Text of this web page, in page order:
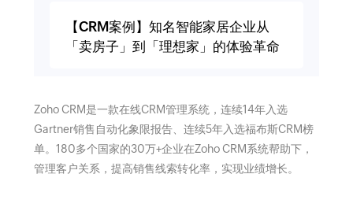
【CRM案例】知名智能家居企业从
「卖房子」到「理想家」的体验革命
Zoho CRM是一款在线CRM管理系统，连续14年入选
Gartner销售自动化象限报告、连续5年入选福布斯CRM榜
单。180多个国家的30万+企业在Zoho CRM系统帮助下，
管理客户关系，提高销售线索转化率，实现业绩增长。